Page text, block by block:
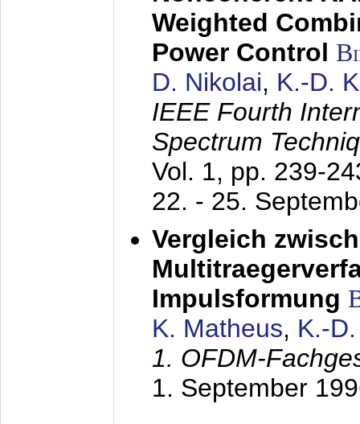
Weighted
Power Control
D. Nikolai, K.-D.
IEEE Fourth
Spectrum
Vol. 1, pp. 239-
22. - 25.
Vergleich
Impulsformung
K. Matheus, K.-
1. OFDM-
1. September